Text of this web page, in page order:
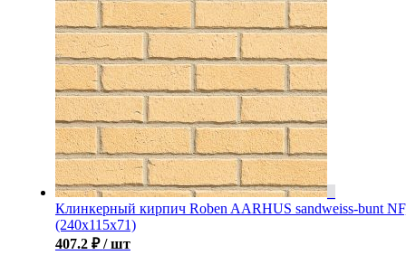
Клинкерный кирпич Roben AARHUS sandweiss-bunt
(240х115х71)
407.2 ₽ / шт